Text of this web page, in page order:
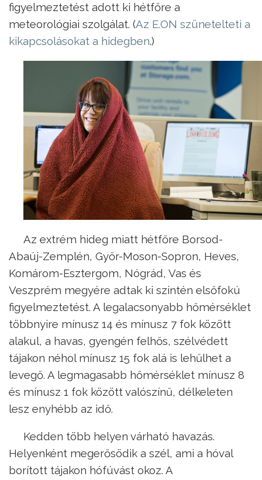
figyelmeztetést adott ki hétfőre a
meteorológiai szolgálat. (Az E.ON szünetelteti a
kikapcsolásokat a hidegben.)
Az extrém hideg miatt hétfőre Borsod-
Abaúj-Zemplén, Győr-Moson-Sopron, Heves,
Komárom-Esztergom, Nógrád, Vas és
Veszprém megyére adtak ki szintén elsőfokú
figyelmeztetést. A legalacsonyabb hőmérséklet
többnyire mínusz 14 és mínusz 7 fok között
alakul, a havas, gyengén felhős, szélvédett
tájakon néhol mínusz 15 fok alá is lehűlhet a
levegő. A legmagasabb hőmérséklet mínusz 8
és mínusz 1 fok között valószínű, délkeleten
lesz enyhébb az idő.
Kedden több helyen várható havazás.
Helyenként megerősödik a szél, ami a hóval
borított tájakon hófúvást okoz. A